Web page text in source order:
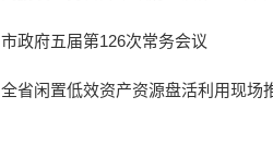
市政府五届第126次常务会议
全省闲置低效资产资源盘活利用现场